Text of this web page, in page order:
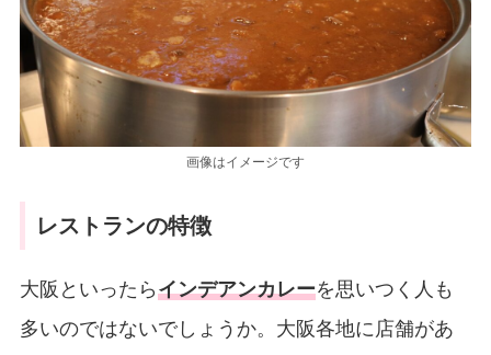
画像はイメージです
レストランの特徴
大阪といったらインデアンカレーを思いつく人も
多いのではないでしょうか。大阪各地に店舗があ